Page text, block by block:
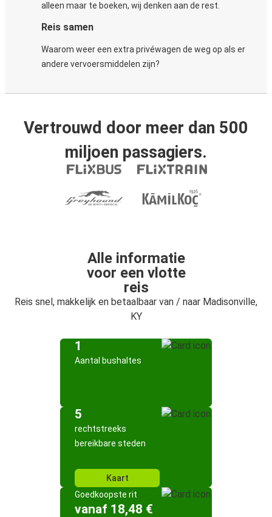
alleen maar te boeken, wij denken aan de rest.
Reis samen
Waarom weer een extra privéwagen de weg op als er
andere vervoersmiddelen zijn?
Vertrouwd door meer dan 500
miljoen passagiers.
Alle informatie
voor een vlotte
reis
Reis snel, makkelijk en betaalbaar van / naar Madisonville,
KY
1
Aantal bushaltes
5
rechtstreeks
bereikbare steden
Kaart
Goedkoopste rit
vanaf 18,48 €